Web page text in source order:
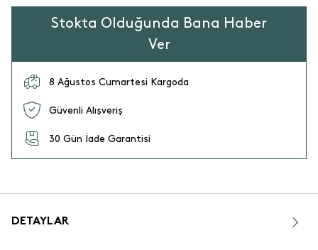
Stokta Olduğunda Bana Haber
Ver
8 Ağustos Cumartesi Kargoda
Güvenli Alışveriş
30 Gün İade Garantisi
DETAYLAR